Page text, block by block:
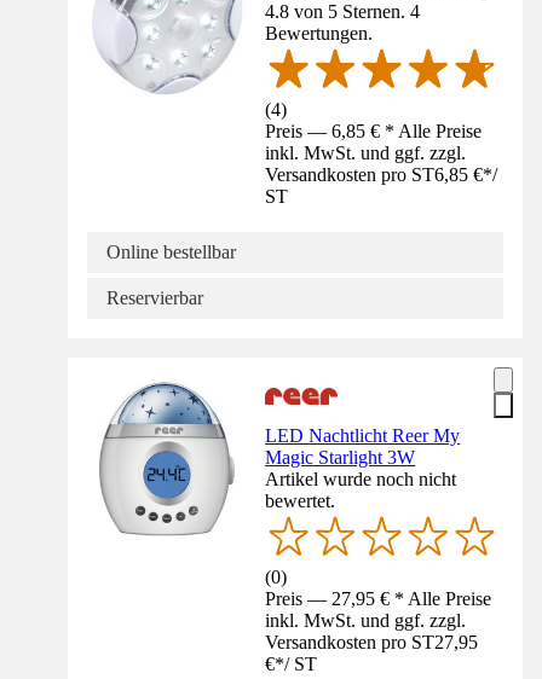
4.8 von 5 Sternen. 4
Bewertungen.
(4)
Preis — 6,85 € * Alle Preise
inkl. MwSt. und ggf. zzgl.
Versandkosten pro ST6,85 €*/
ST
Online bestellbar
Reservierbar
LED Nachtlicht Reer My
Magic Starlight 3W
Artikel wurde noch nicht
bewertet.
(0)
Preis — 27,95 € * Alle Preise
inkl. MwSt. und ggf. zzgl.
Versandkosten pro ST27,95
€*/ ST